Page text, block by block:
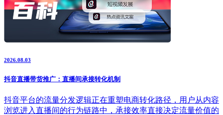
2026.08.03
抖音直播带货推广：直播间承接转化机制
抖音平台的流量分发逻辑正在重塑电商转化路径，用户从内容
浏览进入直播间的行为链路中，承接效率直接决定流量价值的